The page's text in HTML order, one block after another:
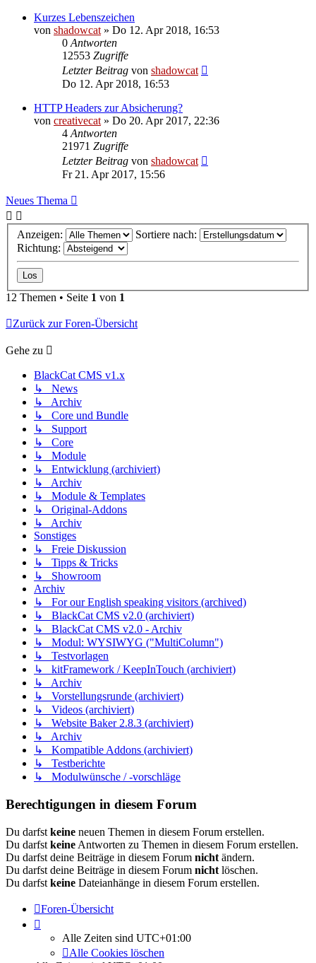
Kurzes Lebenszeichen
von shadowcat » Do 12. Apr 2018, 16:53
0 Antworten
12553 Zugriffe
Letzter Beitrag von shadowcat
Do 12. Apr 2018, 16:53
HTTP Headers zur Absicherung?
von creativecat » Do 20. Apr 2017, 22:36
4 Antworten
21971 Zugriffe
Letzter Beitrag von shadowcat
Fr 21. Apr 2017, 15:56
Neues Thema
Anzeigen:
Sortiere nach:
Richtung:
12 Themen • Seite 1 von 1
Zurück zur Foren-Übersicht
Gehe zu
BlackCat CMS v1.x
↳ News
↳ Archiv
↳ Core und Bundle
↳ Support
↳ Core
↳ Module
↳ Entwicklung (archiviert)
↳ Archiv
↳ Module & Templates
↳ Original-Addons
↳ Archiv
Sonstiges
↳ Freie Diskussion
↳ Tipps & Tricks
↳ Showroom
Archiv
↳ For our English speaking visitors (archived)
↳ BlackCat CMS v2.0 (archiviert)
↳ BlackCat CMS v2.0 - Archiv
↳ Modul: WYSIWYG ("MultiColumn")
↳ Testvorlagen
↳ kitFramework / KeepInTouch (archiviert)
↳ Archiv
↳ Vorstellungsrunde (archiviert)
↳ Videos (archiviert)
↳ Website Baker 2.8.3 (archiviert)
↳ Archiv
↳ Kompatible Addons (archiviert)
↳ Testberichte
↳ Modulwünsche / -vorschläge
Berechtigungen in diesem Forum
Du darfst keine neuen Themen in diesem Forum erstellen.
Du darfst keine Antworten zu Themen in diesem Forum erstellen.
Du darfst deine Beiträge in diesem Forum nicht ändern.
Du darfst deine Beiträge in diesem Forum nicht löschen.
Du darfst keine Dateianhänge in diesem Forum erstellen.
Foren-Übersicht
Alle Zeiten sind UTC+01:00
Alle Cookies löschen